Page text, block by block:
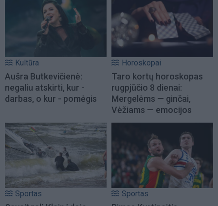
Kultūra
Aušra Butkevičienė:
negaliu atskirti, kur -
darbas, o kur - pomėgis
Horoskopai
Taro kortų horoskopas
rugpjūčio 8 dienai:
Mergelėms — ginčai,
Vėžiams — emocijos
Sportas Sportas